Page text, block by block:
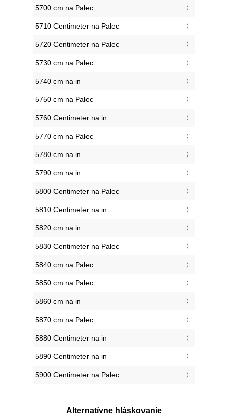
5700 cm na Palec
5710 Centimeter na Palec
5720 Centimeter na Palec
5730 cm na Palec
5740 cm na in
5750 cm na Palec
5760 Centimeter na in
5770 cm na Palec
5780 cm na in
5790 cm na in
5800 Centimeter na Palec
5810 Centimeter na in
5820 cm na in
5830 Centimeter na Palec
5840 cm na Palec
5850 cm na Palec
5860 cm na in
5870 cm na Palec
5880 Centimeter na in
5890 Centimeter na in
5900 Centimeter na Palec
Alternatívne hláskovanie